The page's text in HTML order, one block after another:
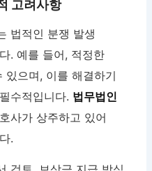
고려사항
법적인 분쟁 발생
. 예를 들어, 적정한
있으며, 이를 해결하기
수적입니다. 법무법인
사가 상주하고 있어
.